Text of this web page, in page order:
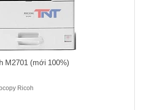
M2701 (mới 100%)
Ricoh
nguyên kiện là một thiết phù hợp với ngân